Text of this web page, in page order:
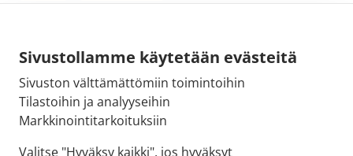
Sivustollamme käytetään evästeitä
Sivuston välttämättömiin toimintoihin
Tilastoihin ja analyyseihin
Markkinointitarkoituksiin
Valitse "Hyväksy kaikki", jos hyväksyt
Fimean sähköpostiosoite: